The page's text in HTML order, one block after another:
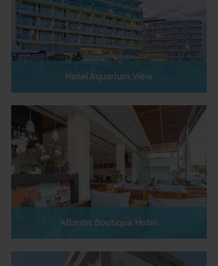
Hotel Aquarium View
Atlantis Boutique Hotel